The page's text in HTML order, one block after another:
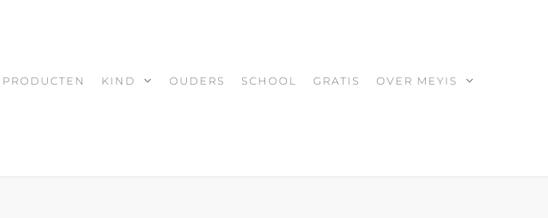
PRODUCTEN KIND OUDERS SCHOOL GRATIS OVER MEYIS